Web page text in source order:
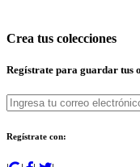
Crea tus colecciones
Regístrate para guardar tus
Regístrate con: